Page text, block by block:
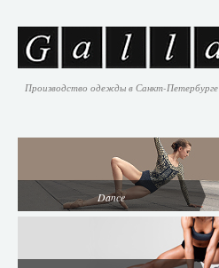
Производство одежды в Санкт-Петербурге
Dance